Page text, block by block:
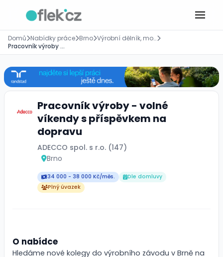
Domů Nabídky práce Brno
Výrobní dělník, montážník
Pracovník výroby - volné víkendy s příspěvkem na dopravu
Pracovník výroby - volné
víkendy s příspěvkem na
dopravu
ADECCO spol. s r.o. (147)
Brno
34 000 - 38 000 Kč/měs.
Dle domluvy
Plný úvazek
O nabídce
Hledáme nové kolegy do výrobního závodu v Brně na